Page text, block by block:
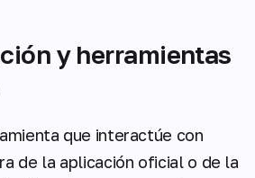
y herramientas
que interactúe con
de la aplicación oficial o de la